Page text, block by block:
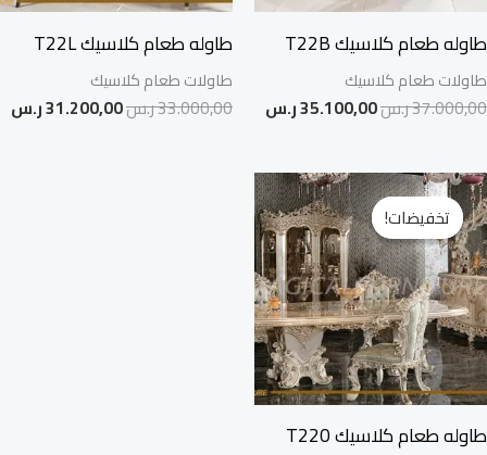
طاوله طعام كلاسيك T22B
طاولات طعام كلاسيك
37.000,00ر.س35.100,00ر.س
طاوله طعام كلاسيك T22L
طاولات طعام كلاسيك
33.000,00ر.س31.200,00ر.س
تخفيضات!
تخفيضات!
طاوله طعام كلاسيك T220
السعر
الأصلي
هو:
35.000,00 ر.س.
السعر
الحالي
هو:
33.800,00 ر.س.